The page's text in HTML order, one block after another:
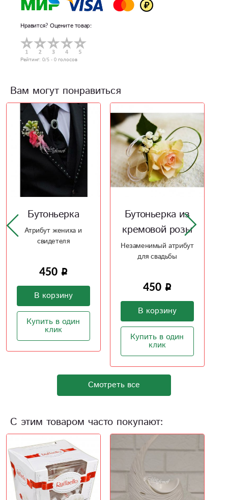
Нравится? Оцените товар:
Рейтинг: 0/5 - 0 голосов
Вам могут понравиться
Бутоньерка из
кремовой розы
Незаменимый атрибут
450
В корзину
Бутоньерка на
лацкан пиджака
Аксессуар для жениха
450
В корзину
Купить в один
клик
Смотреть все
С этим товаром часто покупают: